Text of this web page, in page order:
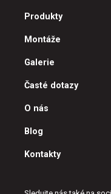
Produkty
Montáže
Galerie
Časté dotazy
O nás
Blog
Kontakty